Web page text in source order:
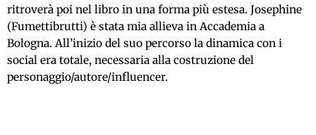
ritroverà poi nel libro in una forma più estesa. Josephine
(Fumettibrutti) è stata mia allieva in Accademia a
Bologna. All’inizio del suo percorso la dinamica con i
social era totale, necessaria alla costruzione del
personaggio/autore/influencer.